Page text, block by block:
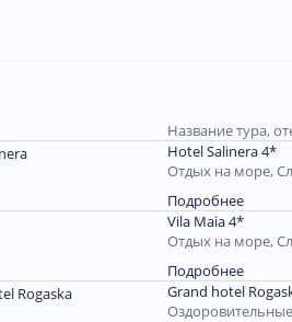
Название тура,
Hotel Salinera 4*
Отдых на море,
Подробнее
Vila Maia 4*
Отдых на море,
Подробнее
Grand hotel